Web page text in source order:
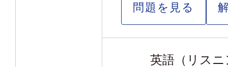
問題を見る
英語（リス